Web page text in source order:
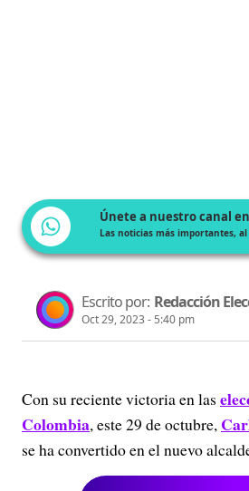
Únete a nuestro canal
Las noticias más importantes,
Escrito por: Redacción
Oct 29, 2023 - 5:40 pm
Con su reciente victoria en las
Colombia, este 29 de octubre,
se ha convertido en el nuevo